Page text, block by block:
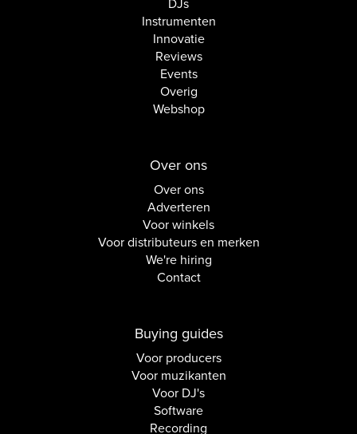
DJs
Instrumenten
Innovatie
Reviews
Events
Overig
Webshop
Over ons
Over ons
Adverteren
Voor winkels
Voor distributeurs en merken
We're hiring
Contact
Buying guides
Voor producers
Voor muzikanten
Voor DJ's
Software
Recording